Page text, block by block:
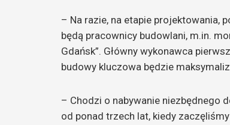
– Na razie, na etapie projektowania,
będą pracownicy budowlani, m.in.
Gdańsk”. Główny wykonawca
budowy kluczowa będzie
– Chodzi o nabywanie niezbędnego
od ponad trzech lat, kiedy